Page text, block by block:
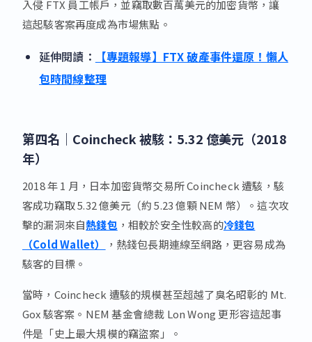
入侵 FTX 員工帳戶，並竊取數百萬美元的加密貨幣，讓
這起駭客案再度成為市場焦點。
延伸閱讀：
【專題報導】FTX 破產事件還原！懶人
包時間線整理
第四名｜ Coincheck 被駭：5.32 億美元（2018
年）
2018 年 1 月，日本加密貨幣交易所 Coincheck 遭駭，駭
客成功竊取 5.32 億美元（約 5.23 億顆 NEM 幣）。這次攻
擊的漏洞來自熱錢包 ，相較於安全性較高的冷錢包
（Cold Wallet）
，熱錢包長期連線至網路，更容易成為
駭客的目標。
當時，Coincheck 遭駭的規模甚至超越了臭名昭彰的 Mt.
Gox 駭客案。NEM 基金會總裁 Lon Wong 更形容這起事
件是「史上最大規模的竊盜案」。